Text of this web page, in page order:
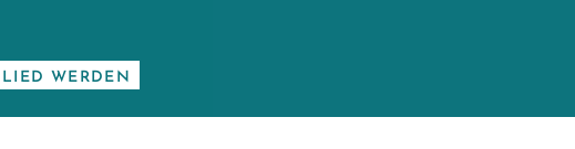
WERDEN